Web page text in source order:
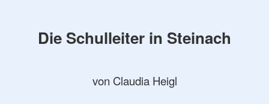
Die Schulleiter in Steinach
von Claudia Heigl